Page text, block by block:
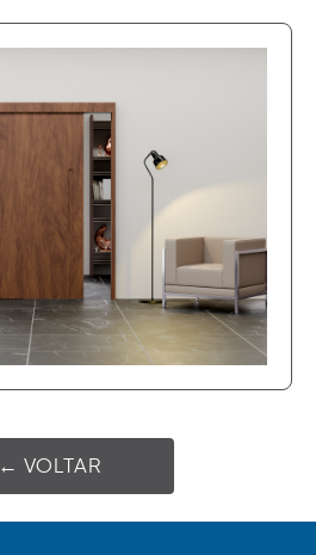
← VOLTAR